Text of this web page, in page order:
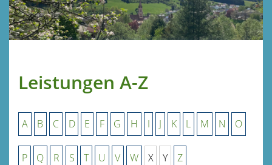
Leistungen A-Z
A B C D E F G H I J K L M N O
P Q R S T U V W X Y Z